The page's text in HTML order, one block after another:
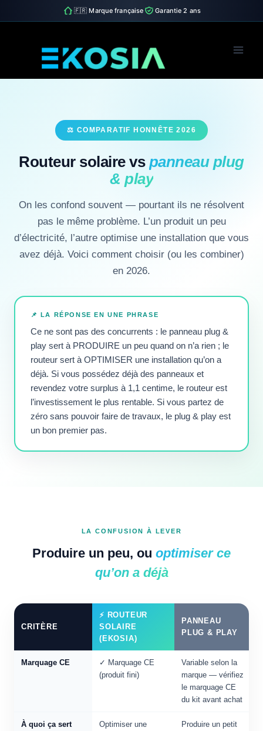
🇫🇷 Marque française Garantie 2 ans
⚖ COMPARATIF HONNÊTE 2026
Routeur solaire vs panneau plug
& play
On les confond souvent — pourtant ils ne résolvent
pas le même problème. L’un produit un peu
d’électricité, l’autre optimise une installation que vous
avez déjà. Voici comment choisir (ou les combiner)
en 2026.
📌 LA RÉPONSE EN UNE PHRASE
Ce ne sont pas des concurrents : le panneau plug &
play sert à PRODUIRE un peu quand on n’a rien ; le
routeur sert à OPTIMISER une installation qu’on a
déjà. Si vous possédez déjà des panneaux et
revendez votre surplus à 1,1 centime, le routeur est
l’investissement le plus rentable. Si vous partez de
zéro sans pouvoir faire de travaux, le plug & play est
un bon premier pas.
LA CONFUSION À LEVER
Produire un peu, ou optimiser ce
qu’on a déjà
CRITÈRE
⚡ ROUTEUR
SOLAIRE
(EKOSIA)
PANNEAU
PLUG & PLAY
Marquage CE
✓ Marquage CE
(produit fini)
Variable selon la
marque — vérifiez
le marquage CE
du kit avant achat
À quoi ça sert
Optimiser une
Produire un petit